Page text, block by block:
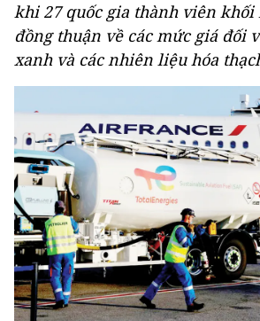
khi 27 quốc gia thành viên khối
đồng thuận về các mức giá đối
xanh và các nhiên liệu hóa